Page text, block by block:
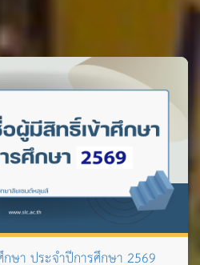
ประกาศรายชื่อผู้มีสิทธิ์เข้าศึกษา ประจำปีการศึกษา 2569